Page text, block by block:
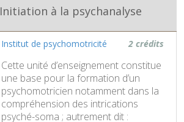
Initiation à la psychanalyse
Institut de psychomotricité 2 crédits
Cette unité d’enseignement constitue
une base pour la formation d’un
psychomotricien notamment dans la
compréhension des intrications
psyché-soma ; autrement dit :